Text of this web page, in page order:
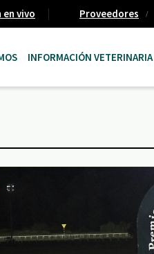
en vivo Proveedores
INFORMACIÓN VETERINARIA